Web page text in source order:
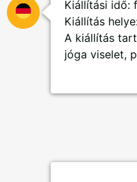
Kiállítási idő:
Kiállítás
A kiállítás
jóga viselet,